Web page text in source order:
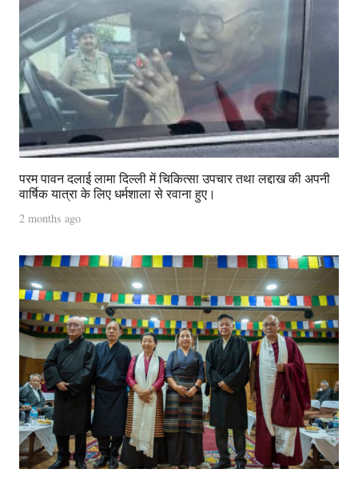
परम पावन दलाई लामा दिल्ली में चिकित्सा उपचार तथा लद्दाख की अपनी
वार्षिक यात्रा के लिए धर्मशाला से रवाना हुए।
2 months ago